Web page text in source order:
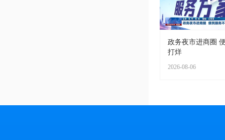
政务夜市进商圈
打烊
2026-08-06